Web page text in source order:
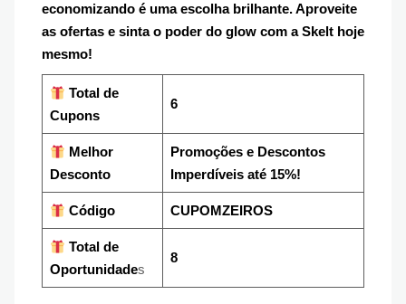
economizando é uma escolha brilhante. Aproveite
as ofertas e sinta o poder do glow com a Skelt hoje
mesmo!
Total de
Cupons
6
Melhor
Desconto
Promoções e Descontos
Imperdíveis até 15%!
Código CUPOMZEIROS
Total de
Oportunidades
8